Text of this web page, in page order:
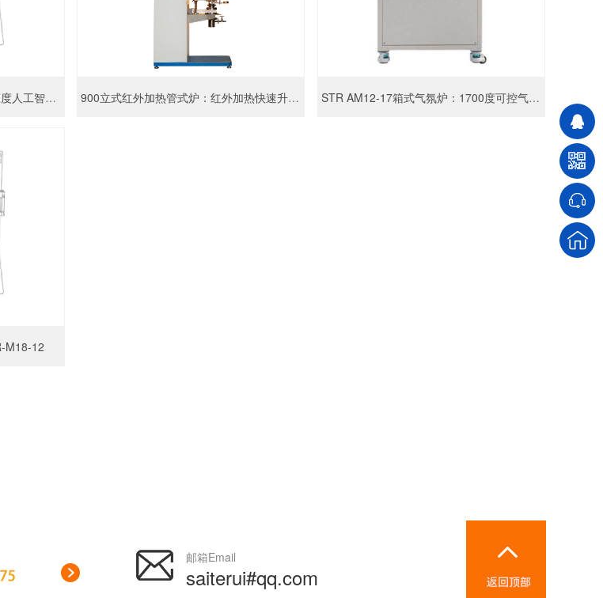
STR-M12-12实验室马弗炉:1200度人工智能箱式电阻炉 900立式红外加热管式炉：红外加热快速升温炉 STR AM12-17箱式气氛炉：1700度可控气氛马弗炉
M18-12
邮箱Email
saiterui#qq.com